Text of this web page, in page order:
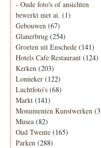
- Oude foto's of ansichten
bewerkt met ai. (1)
Gebouwen (67)
Glanerbrug (254)
Groeten uit Enschede (141)
Hotels Cafe Restaurant (124)
Kerken (203)
Lonneker (122)
Luchtfoto's (68)
Markt (141)
Monumenten Kunstwerken
Musea (82)
Oud Twente (165)
Parken (288)